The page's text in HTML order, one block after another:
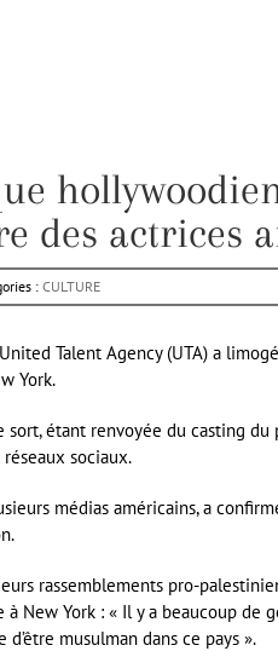
des actrices
:CULTURE
Talent Agency (UTA) a
York.
sort, étant renvoyée du casting
sociaux.
médias américains, a
rassemblements pro-
New York : « Il y a beaucoup
musulman dans ce pays ».